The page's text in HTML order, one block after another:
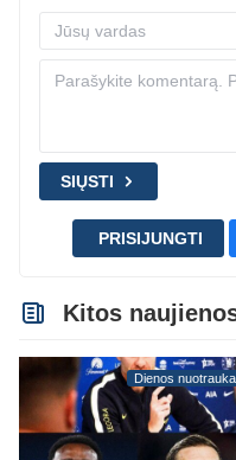
SIŲSTI
PRISIJUNGTI
Kitos
Dienos nuotrauka